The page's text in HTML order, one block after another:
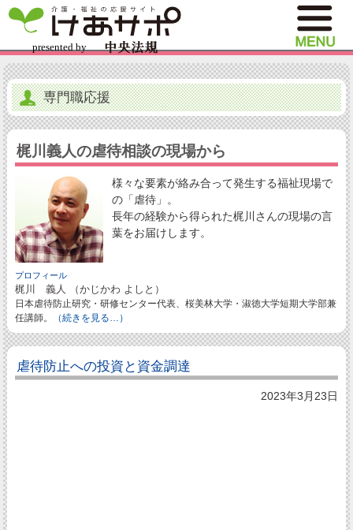
専門職応援
梶川義人の虐待相談の現場から
様々な要素が絡み合って発生する福祉現場で
の「虐待」。
長年の経験から得られた梶川さんの現場の言
葉をお届けします。
プロフィール
梶川 義人 （かじかわ よしと）
日本虐待防止研究・研修センター代表、桜美林大学・淑徳大学短期大学部兼
任講師。
（続きを見る…）
虐待防止への投資と資金調達
2023年3月23日